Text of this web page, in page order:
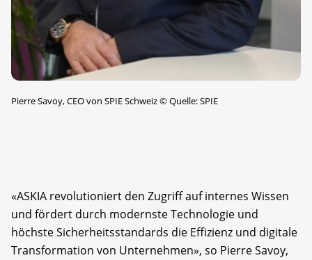
Pierre Savoy, CEO von SPIE Schweiz©Quelle: SPIE
«ASKIA revolutioniert den Zugriff auf internes Wissen
und fördert durch modernste Technologie und
höchste Sicherheitsstandards die Effizienz und digitale
Transformation von Unternehmen», so Pierre Savoy,